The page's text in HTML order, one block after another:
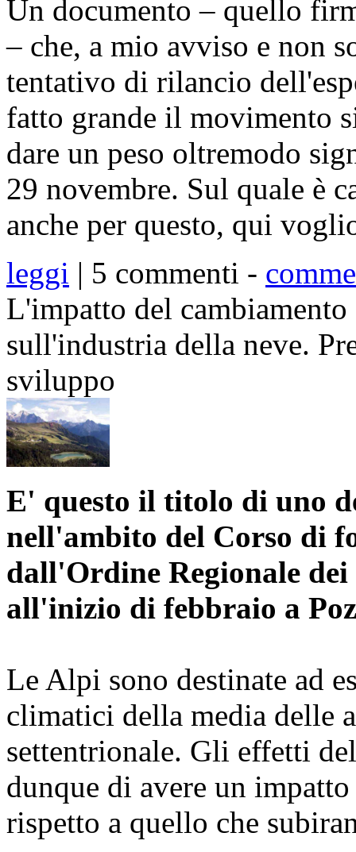
Un documento – quello
– che, a mio avviso e non
tentativo di rilancio
fatto grande il movimento
dare un peso oltremodo
29 novembre. Sul quale è
anche per questo, qui
leggi | 5 commenti -
L'impatto del
sull'industria della neve.
sviluppo
E' questo il titolo di uno
nell'ambito del Corso di
dall'Ordine Regionale
all'inizio di febbraio a
Le Alpi sono destinate ad
climatici della media delle
settentrionale. Gli effetti
dunque di avere un
rispetto a quello che